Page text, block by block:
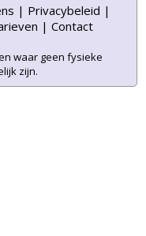
| Privacybeleid |
| Contact
waar geen fysieke
zijn.